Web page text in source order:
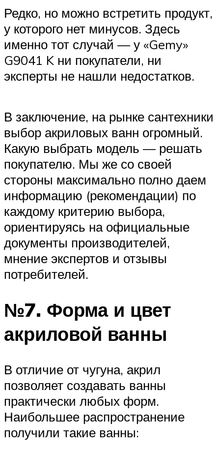
Редко, но можно встретить продукт,
у которого нет минусов. Здесь
именно тот случай — у «Gemy»
G9041 K ни покупатели, ни
эксперты не нашли недостатков.
В заключение, на рынке сантехники
выбор акриловых ванн огромный.
Какую выбрать модель — решать
покупателю. Мы же со своей
стороны максимально полно даем
информацию (рекомендации) по
каждому критерию выбора,
ориентируясь на официальные
документы производителей,
мнение экспертов и отзывы
потребителей.
№7. Форма и цвет
акриловой ванны
В отличие от чугуна, акрил
позволяет создавать ванны
практически любых форм.
Наибольшее распространение
получили такие ванны: